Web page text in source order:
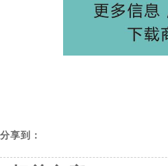
分享到：